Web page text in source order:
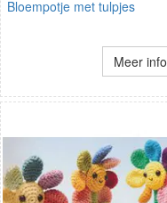
Bloempotje met tulpjes
Meer info